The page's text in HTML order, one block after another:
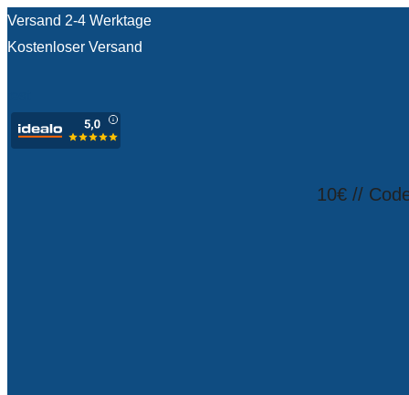
Versand 2-4 Werktage
Kostenloser Versand
10€ //